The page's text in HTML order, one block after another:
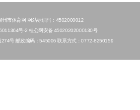
州市体育网 网站标识码：4502000012
号-2 桂公网安备 45020202000130号
274号 邮政编码：545006 联系方式：0772-8250159